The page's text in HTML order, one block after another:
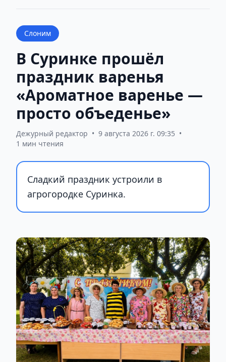
Слоним
В Суринке прошёл
праздник варенья
«Ароматное варенье —
просто объеденье»
Дежурный редактор • 9 августа 2026 г. 09:35 •
1 мин чтения
Сладкий праздник устроили в
агрогородке Суринка.